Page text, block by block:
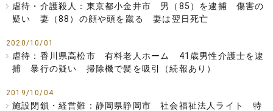
虐待・介護殺人：東京都小金井市 男（85）を逮捕 傷害の
疑い 妻（88）の顔や頭を蹴る 妻は翌日死亡
2020/10/01
虐待：香川県高松市 有料老人ホーム 41歳男性介護士を逮
捕 暴行の疑い 掃除機で髪を吸引（続報あり）
2019/10/04
施設閉鎖・経営難：静岡県静岡市 社会福祉法人ライト 特